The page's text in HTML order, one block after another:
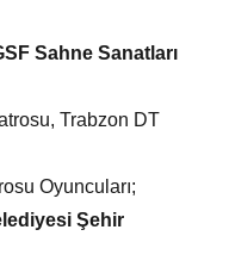
Sahne Sanatları
Trabzon DT
Oyuncuları;
Şehir